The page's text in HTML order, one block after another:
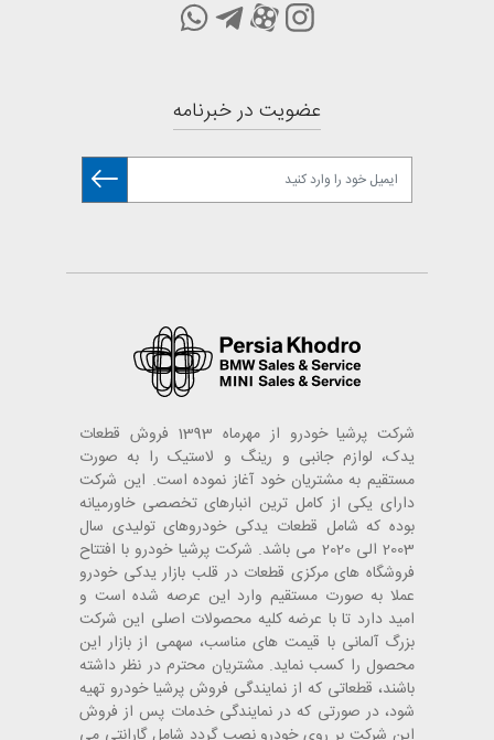
عضویت در خبرنامه
شرکت پرشیا خودرو از مهرماه 1393 فروش قطعات
یدک، لوازم جانبی و رینگ و لاستیک را به صورت
مستقیم به مشتریان خود آغاز نموده است. این شرکت
دارای یکی از کامل ترین انبارهای تخصصی خاورمیانه
بوده که شامل قطعات یدکی خودروهای تولیدی سال
2003 الی 2020 می باشد. شرکت پرشیا خودرو با افتتاح
فروشگاه های مرکزی قطعات در قلب بازار یدکی خودرو
عملا به صورت مستقیم وارد این عرصه شده است و
امید دارد تا با عرضه کلیه محصولات اصلی این شرکت
بزرگ آلمانی با قیمت های مناسب، سهمی از بازار این
محصول را کسب نماید. مشتریان محترم در نظر داشته
باشند، قطعاتی که از نمایندگی فروش پرشیا خودرو تهیه
شود، در صورتی که در نمایندگی خدمات پس از فروش